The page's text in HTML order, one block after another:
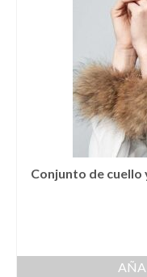
Peinetas
Pendientes
Pulseras
Puños
Sombreros
Moda flamenca
Conjunto de